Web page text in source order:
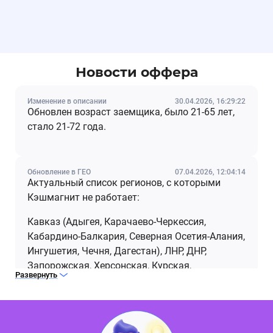
Новости оффера
Изменение в описании 30.04.2026, 16:29:22
Обновлен возраст заемщика, было 21-65 лет,
стало 21-72 года.
Обновление в ГЕО 07.04.2026, 12:04:14
Актуальный список регионов, с которыми
Кэшмагнит не работает:
Кавказ (Адыгея, Карачаево-Черкессия,
Кабардино-Балкария, Северная Осетия-Алания,
Ингушетия, Чечня, Дагестан), ЛНР, ДНР,
Запорожская, Херсонская, Курская,
Белгородская, Брянская области
Развернуть